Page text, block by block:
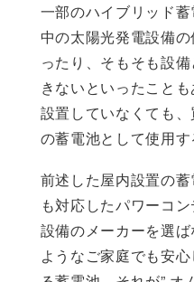
一部のハイブリッド
中の太陽光発電設備
ったり、そもそも設
きないといったこと
設置していなくても
の蓄電池として使用す
前述した屋内設置の
も対応したパワーコ
設備のメーカーを選
ようなご家庭でも安